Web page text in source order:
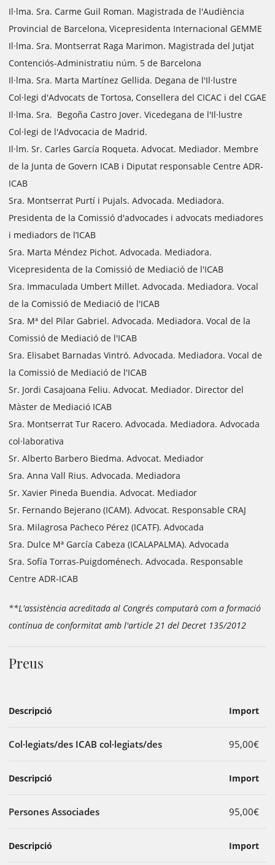
Il·lma. Sra. Carme Guil Roman. Magistrada de l'Audiència
Provincial de Barcelona, Vicepresidenta Internacional GEMME
Il·lma. Sra. Montserrat Raga Marimon. Magistrada del Jutjat
Contenciós-Administratiu núm. 5 de Barcelona
Il·lma. Sra. Marta Martínez Gellida. Degana de l'Il·lustre
Col·legi d'Advocats de Tortosa, Consellera del CICAC i del CGAE
Il·lma. Sra. Begoña Castro Jover. Vicedegana de l'Il·lustre
Col·legi de l'Advocacia de Madrid.
Il·lm. Sr. Carles García Roqueta. Advocat. Mediador. Membre
de la Junta de Govern ICAB i Diputat responsable Centre ADR-
ICAB
Sra. Montserrat Purtí i Pujals. Advocada. Mediadora.
Presidenta de la Comissió d'advocades i advocats mediadores
i mediadors de l’ICAB
Sra. Marta Méndez Pichot. Advocada. Mediadora.
Vicepresidenta de la Comissió de Mediació de l'ICAB
Sra. Immaculada Umbert Millet. Advocada. Mediadora. Vocal
de la Comissió de Mediació de l'ICAB
Sra. Mª del Pilar Gabriel. Advocada. Mediadora. Vocal de la
Comissió de Mediació de l'ICAB
Sra. Elisabet Barnadas Vintró. Advocada. Mediadora. Vocal de
la Comissió de Mediació de l'ICAB
Sr. Jordi Casajoana Feliu. Advocat. Mediador. Director del
Màster de Mediació ICAB
Sra. Montserrat Tur Racero. Advocada. Mediadora. Advocada
col·laborativa
Sr. Alberto Barbero Biedma. Advocat. Mediador
Sra. Anna Vall Rius. Advocada. Mediadora
Sr. Xavier Pineda Buendia. Advocat. Mediador
Sr. Fernando Bejerano (ICAM). Advocat. Responsable CRAJ
Sra. Milagrosa Pacheco Pérez (ICATF). Advocada
Sra. Dulce Mª García Cabeza (ICALAPALMA). Advocada
Sra. Sofía Torras-Puigdoménech. Advocada. Responsable
Centre ADR-ICAB
**L'assistència acreditada al Congrés computarà com a formació
contínua de conformitat amb l'article 21 del Decret 135/2012
Preus
Descripció Import
Col·legiats/des ICAB col·legiats/des 95,00€
Descripció Import
Persones Associades 95,00€
Descripció Import